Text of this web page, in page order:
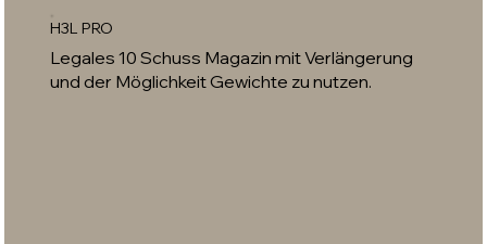
H3L PRO
Legales 10 Schuss Magazin mit Verlängerung
und der Möglichkeit Gewichte zu nutzen.